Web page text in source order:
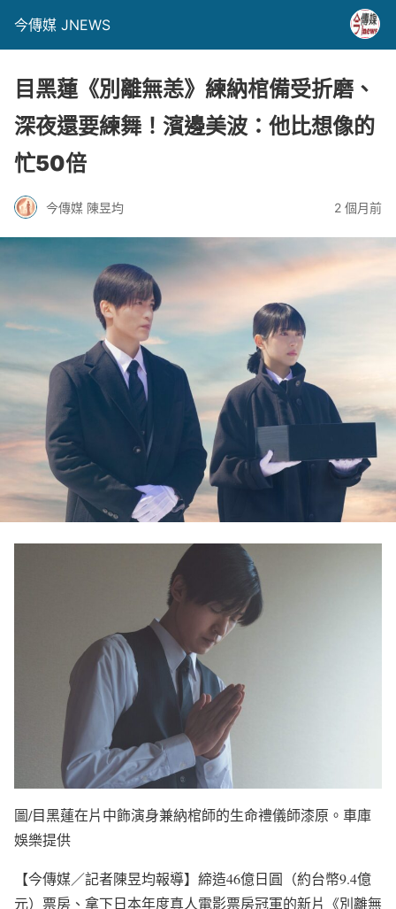
今傳媒 JNEWS
目黑蓮《別離無恙》練納棺備受折磨、
深夜還要練舞！濱邊美波：他比想像的
忙50倍
今傳媒 陳昱均 2 個月前
圖/目黑蓮在片中飾演身兼納棺師的生命禮儀師漆原。車庫
娛樂提供
【今傳媒／記者陳昱均報導】締造46億日圓（約台幣9.4億
元）票房、拿下日本年度真人電影票房冠軍的新片《別離無